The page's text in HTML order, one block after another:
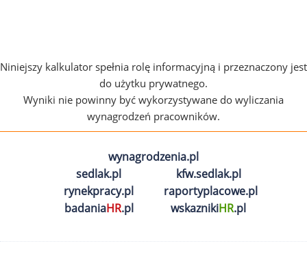
Niniejszy kalkulator spełnia rolę informacyjną i przeznaczony jest
do użytku prywatnego.
Wyniki nie powinny być wykorzystywane do wyliczania
wynagrodzeń pracowników.
wynagrodzenia.pl
sedlak.pl
kfw.sedlak.pl
rynekpracy.pl
raportyplacowe.pl
badaniaHR.pl wskaznikiHR.pl